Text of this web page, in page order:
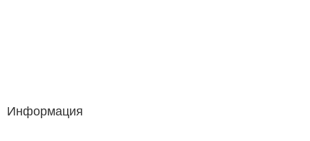
Информация